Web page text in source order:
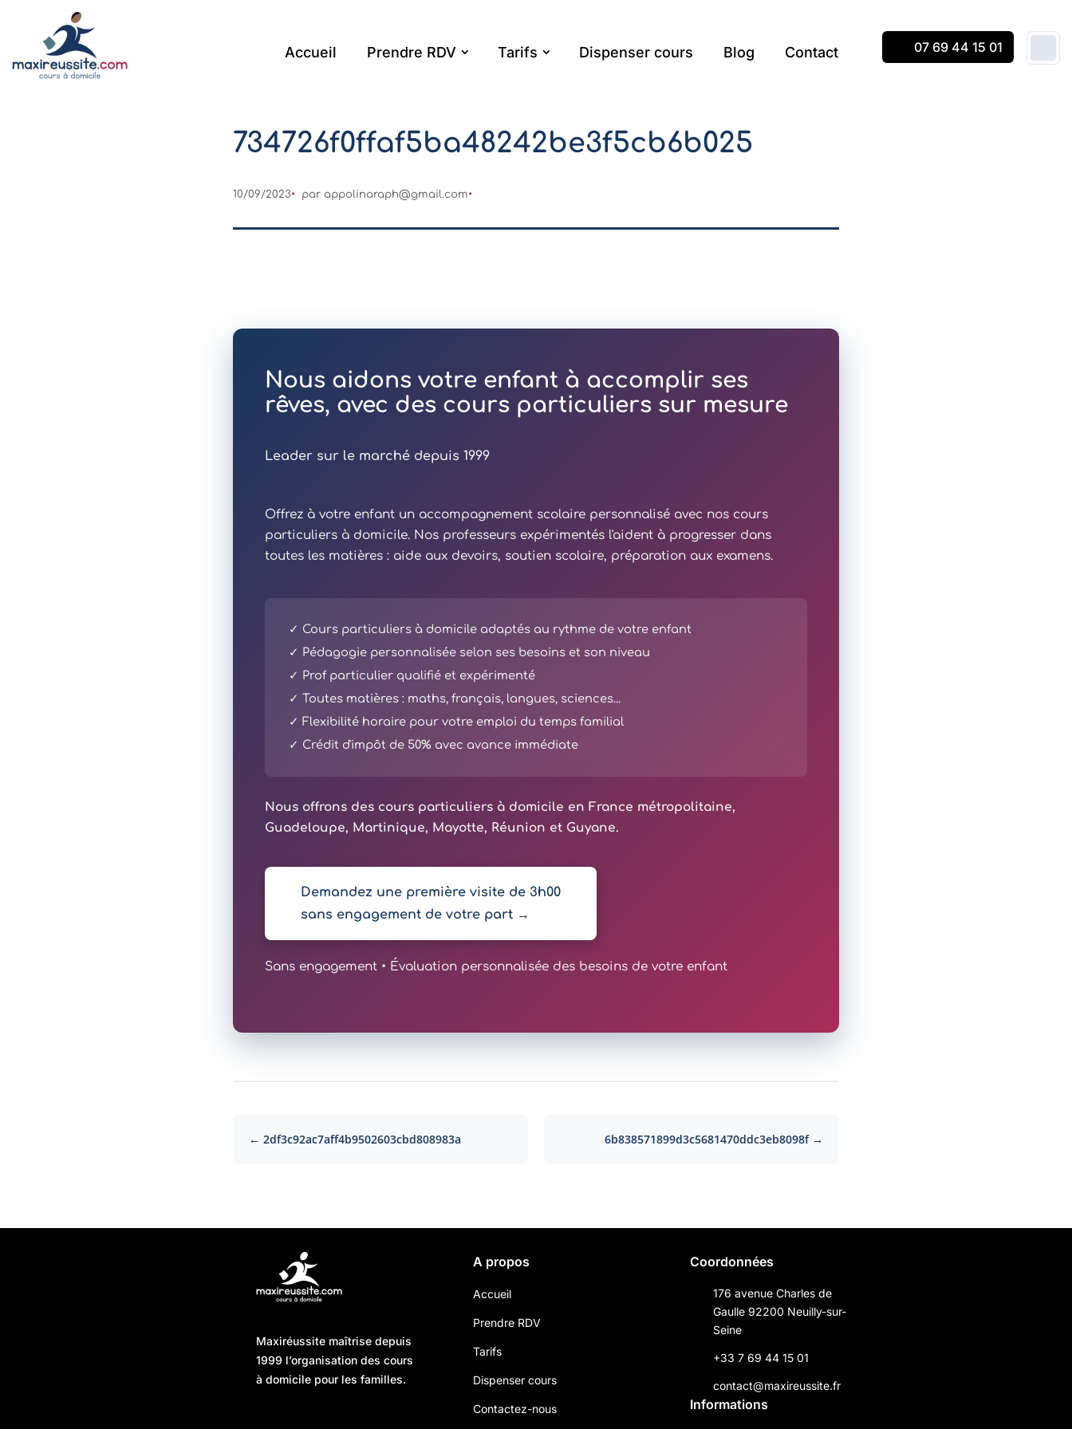
Accueil Prendre RDV Tarifs Dispenser cours Blog Contact 07 69 44 15 01
734726f0ffaf5ba48242be3f5cb6b025
10/09/2023 par appolinaraph@gmail.com
Nous aidons votre enfant à accomplir ses
rêves, avec des cours particuliers sur mesure
Leader sur le marché depuis 1999
Offrez à votre enfant un accompagnement scolaire personnalisé avec nos cours
particuliers à domicile. Nos professeurs expérimentés l'aident à progresser dans
toutes les matières : aide aux devoirs, soutien scolaire, préparation aux examens.
✓ Cours particuliers à domicile adaptés au rythme de votre enfant
✓ Pédagogie personnalisée selon ses besoins et son niveau
✓ Prof particulier qualifié et expérimenté
✓ Toutes matières : maths, français, langues, sciences...
✓ Flexibilité horaire pour votre emploi du temps familial
✓ Crédit d'impôt de 50% avec avance immédiate
Nous offrons des cours particuliers à domicile en France métropolitaine,
Guadeloupe, Martinique, Mayotte, Réunion et Guyane.
Demandez une première visite de 3h00
sans engagement de votre part →
Sans engagement • Évaluation personnalisée des besoins de votre enfant
← 2df3c92ac7aff4b9502603cbd808983a 6b838571899d3c5681470ddc3eb8098f →
Maxiréussite maîtrise depuis
1999 l’organisation des cours
à domicile pour les familles.
A propos
Accueil
Prendre RDV
Tarifs
Dispenser cours
Contactez-nous
Coordonnées
176 avenue Charles de
Gaulle 92200 Neuilly-sur-
Seine
+33 7 69 44 15 01
contact@maxireussite.fr
Informations